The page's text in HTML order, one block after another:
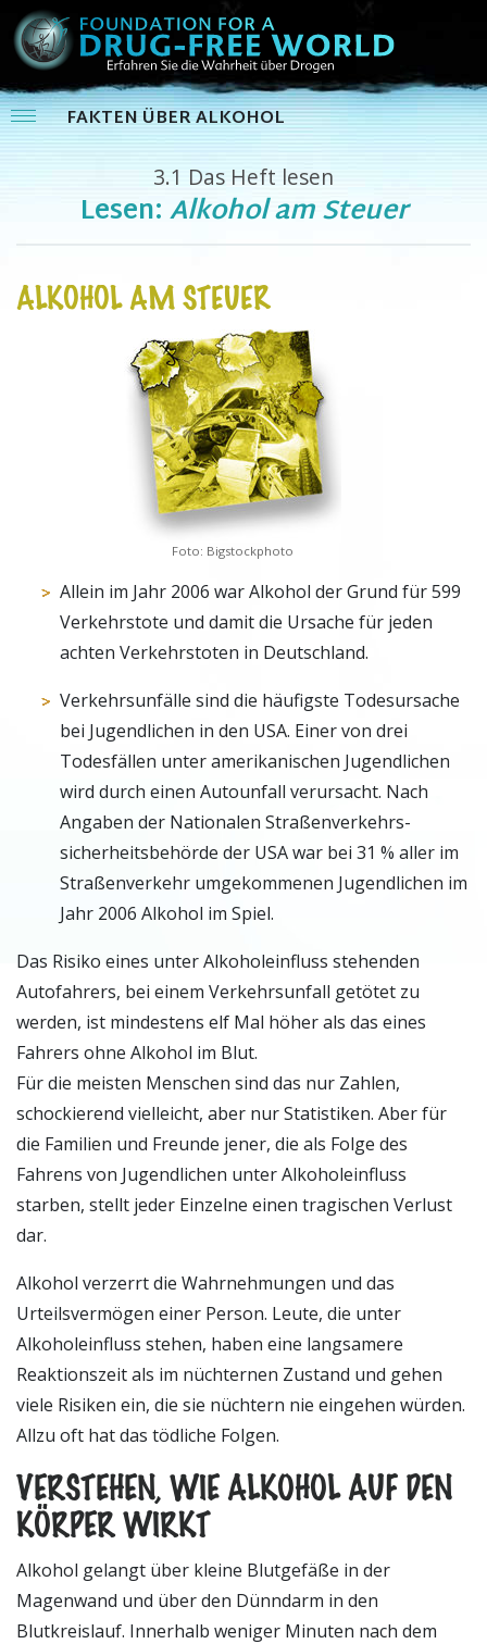
FAKTEN ÜBER ALKOHOL
3.1 Das Heft lesen
Lesen:Alkohol am Steuer
ALKOHOL AM STEUER
Foto: Bigstockphoto
Allein im Jahr 2006 war Alkohol der Grund für 599
Verkehrstote und damit die Ursache für jeden
achten Verkehrstoten in Deutschland.
Verkehrsunfälle sind die häufigste Todesursache
bei Jugendlichen in den USA. Einer von drei
Todesfällen unter amerikanischen Jugendlichen
wird durch einen Autounfall verursacht. Nach
Angaben der Nationalen Straßenverkehrs­
sicherheitsbehörde der USA war bei 31 % aller im
Straßenverkehr umgekommenen Jugendlichen im
Jahr 2006 Alkohol im Spiel.
Das Risiko eines unter Alkoholeinfluss stehenden
Autofahrers, bei einem Verkehrsunfall getötet zu
werden, ist mindestens elf Mal höher als das eines
Fahrers ohne Alkohol im Blut.
Für die meisten Menschen sind das nur Zahlen,
schockierend vielleicht, aber nur Statistiken. Aber für
die Familien und Freunde jener, die als Folge des
Fahrens von Jugendlichen unter Alkoholeinfluss
starben, stellt jeder Einzelne einen tragischen Verlust
dar.
Alkohol verzerrt die Wahrnehmungen und das
Urteilsvermögen einer Person. Leute, die unter
Alkoholeinfluss stehen, haben eine langsamere
Reaktionszeit als im nüchternen Zustand und gehen
viele Risiken ein, die sie nüchtern nie eingehen würden.
Allzu oft hat das tödliche Folgen.
VERSTEHEN, WIE ALKOHOL AUF DEN
KÖRPER WIRKT
Alkohol gelangt über kleine Blutgefäße in der
Magenwand und über den Dünndarm in den
Blutkreislauf. Innerhalb weniger Minuten nach dem